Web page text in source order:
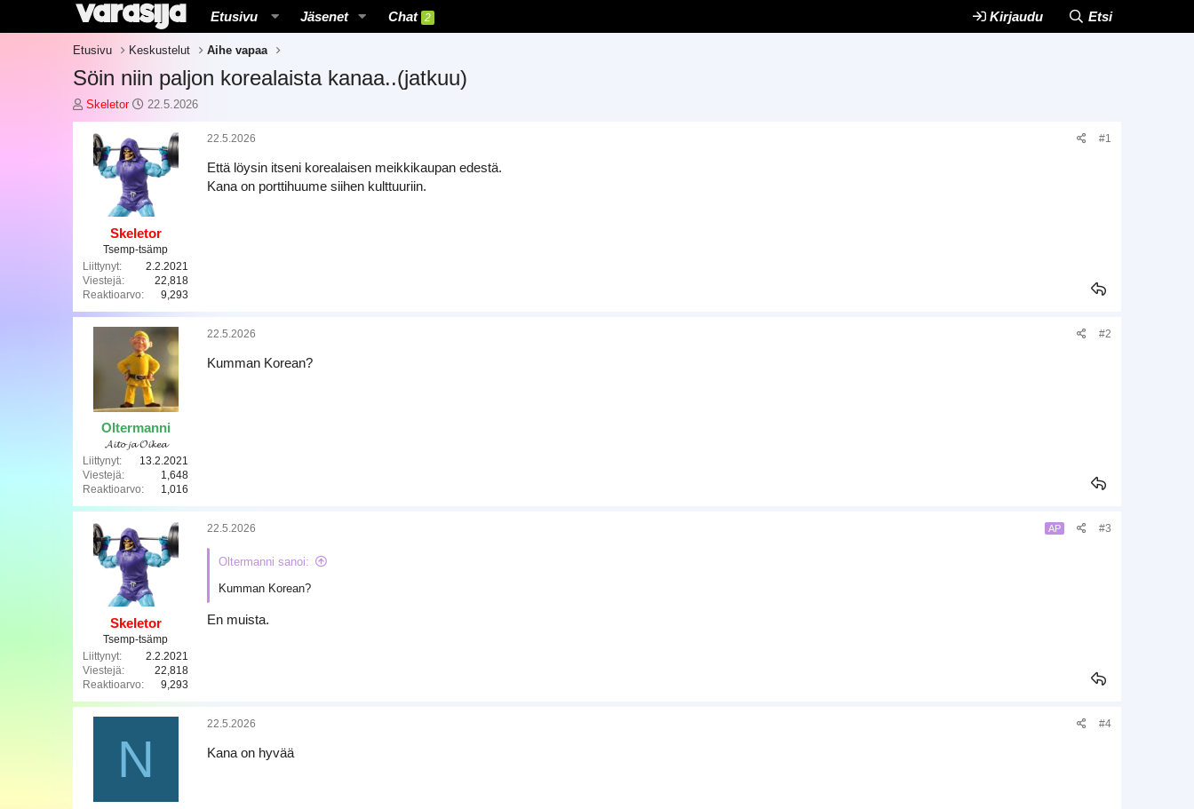
Etusivu Jäsenet Chat 2 Kirjaudu Etsi
Etusivu Keskustelut Aihe vapaa
Söin niin paljon korealaista kanaa..(jatkuu)
K
e
n
a
l
o
Skeletor
A
l
i
t
u
s
p
ä
i
v
ä
ä
r
ä
22.5.2026
Skeletor
Tsemp-tsämp
Liittynyt
2.2.2021
Viestejä
22,818
Reaktioarvo
9,293
22.5.2026 #1
Että löysin itseni korealaisen meikkikaupan edestä.
Kana on porttihuume siihen kulttuuriin.
Oltermanni
𝓐𝓲𝓽𝓸 𝓳𝓪 𝓞𝓲𝓴𝓮𝓪
Liittynyt
13.2.2021
Viestejä
1,648
Reaktioarvo
1,016
22.5.2026 #2
Kumman Korean?
Skeletor
Tsemp-tsämp
Liittynyt
2.2.2021
Viestejä
22,818
Reaktioarvo
9,293
22.5.2026 AP #3
Oltermanni sanoi:
Kumman Korean?
En muista.
N
22.5.2026 #4
Kana on hyvää